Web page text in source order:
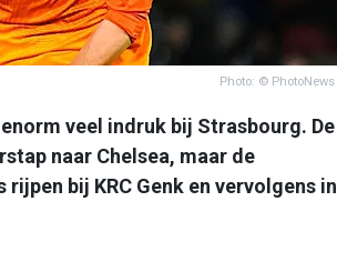
Photo: © PhotoNews
veel indruk bij Strasbourg. De
naar Chelsea, maar de
bij KRC Genk en vervolgens in